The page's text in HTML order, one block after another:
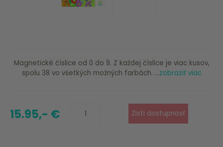
Magnetické číslice od 0 do 9. Z každej číslice je viac kusov,
spolu 38 vo všetkých možných farbách. ...zobraziť viac
15.95,- €